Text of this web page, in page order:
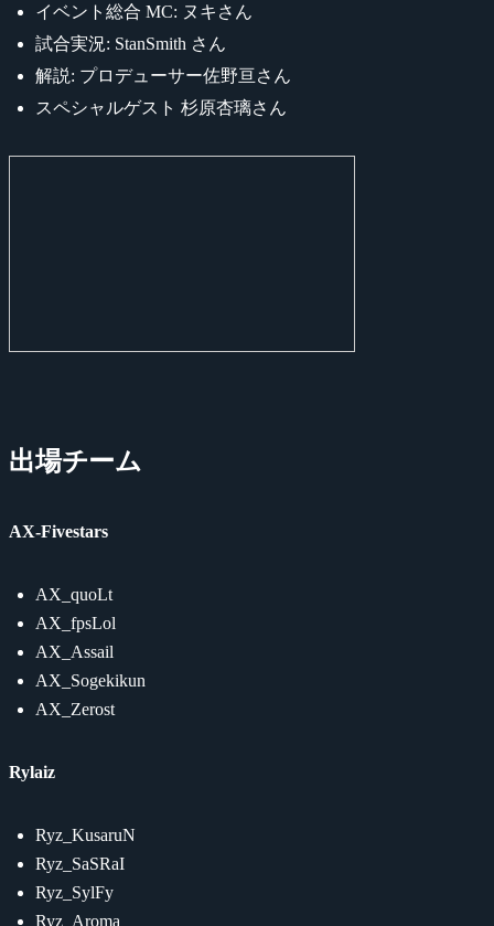
イベント総合 MC: ヌキさん
試合実況: StanSmith さん
解説: プロデューサー佐野亘さん
スペシャルゲスト 杉原杏璃さん
出場チーム
AX-Fivestars
AX_quoLt
AX_fpsLol
AX_Assail
AX_Sogekikun
AX_Zerost
Rylaiz
Ryz_KusaruN
Ryz_SaSRaI
Ryz_SylFy
Ryz_Aroma